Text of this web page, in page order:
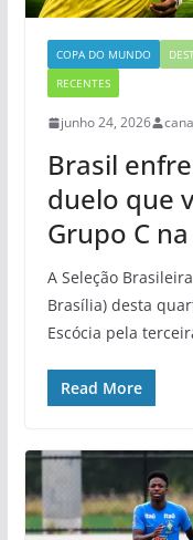
COPA DO MUNDO
RECENTES
junho 24, 2026
Brasil
duelo que
Grupo C
A Seleção
Brasília) desta
Escócia pela
Read More